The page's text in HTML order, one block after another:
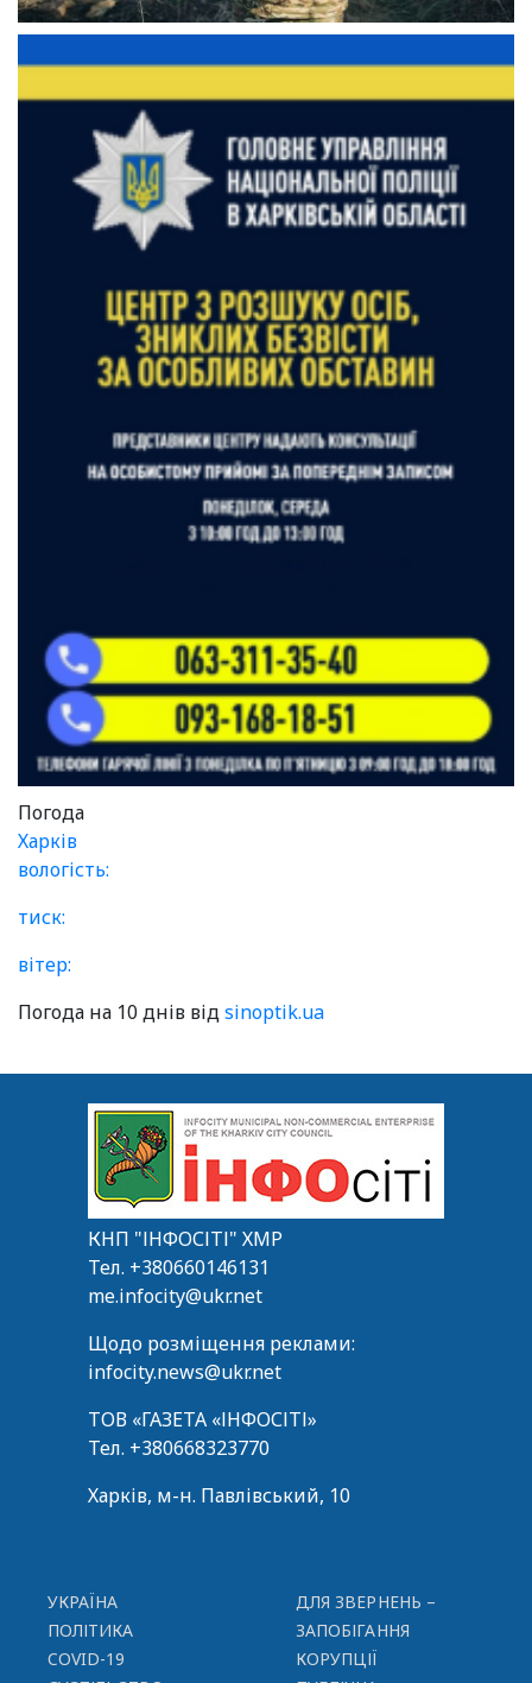
Погода
Харків
вологість:
тиск:
вітер:
Погода на 10 днів відsinoptik.ua
КНП "ІНФОСІТІ" ХМР
Тел. +380660146131
me.infocity@ukr.net
Щодо розміщення реклами:
infocity.news@ukr.net
ТОВ «ГАЗЕТА «ІНФОСІТІ»
Тел. +380668323770
Харків, м-н. Павлівський, 10
УКРАЇНА
ПОЛІТИКА
COVID-19
ДЛЯ ЗВЕРНЕНЬ –
ЗАПОБІГАННЯ
КОРУПЦІЇ